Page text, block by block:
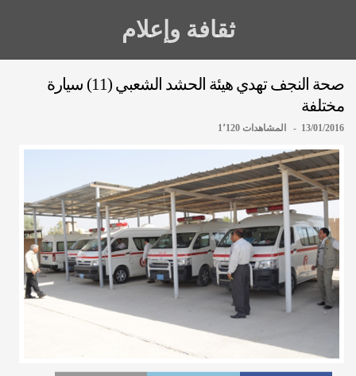
ثقافة وإعلام
صحة النجف تهدي هيئة الحشد الشعبي (11) سيارة
مختلفة
13/01/2016 - المشاهدات 1٬120